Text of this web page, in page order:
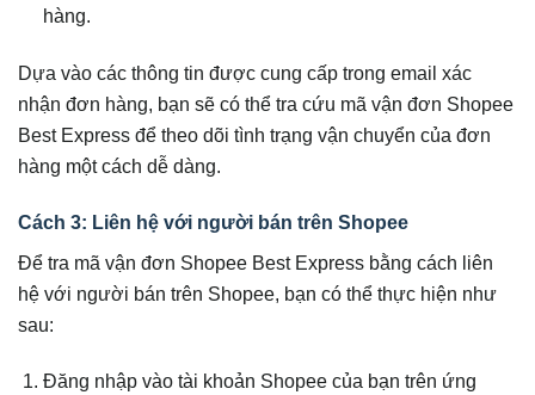
hàng.
Dựa vào các thông tin được cung cấp trong email xác
nhận đơn hàng, bạn sẽ có thể tra cứu mã vận đơn Shopee
Best Express để theo dõi tình trạng vận chuyển của đơn
hàng một cách dễ dàng.
Cách 3: Liên hệ với người bán trên Shopee
Để tra mã vận đơn Shopee Best Express bằng cách liên
hệ với người bán trên Shopee, bạn có thể thực hiện như
sau:
Đăng nhập vào tài khoản Shopee của bạn trên ứng